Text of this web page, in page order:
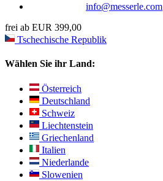
info@messerle.com
frei ab EUR 399,00
Tschechische Republik
Wählen Sie ihr Land:
Österreich
Deutschland
Schweiz
Liechtenstein
Griechenland
Italien
Niederlande
Slowenien